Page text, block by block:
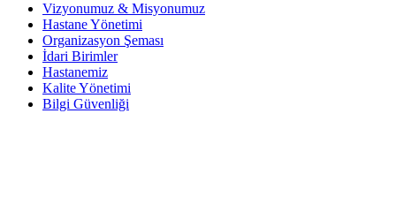
Vizyonumuz & Misyonumuz
Hastane Yönetimi
Organizasyon Şeması
İdari Birimler
Hastanemiz
Kalite Yönetimi
Bilgi Güvenliği